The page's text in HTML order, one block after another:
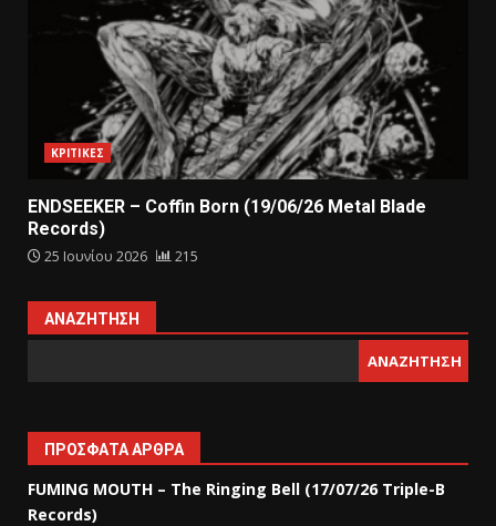
ΚΡΙΤΙΚΕΣ
ENDSEEKER – Coffin Born (19/06/26 Metal Blade
Records)
25 Ιουνίου 2026 215
ΑΝΑΖΉΤΗΣΗ
ΑΝΑΖΉΤΗΣΗ
ΠΡΌΣΦΑΤΑ ΆΡΘΡΑ
FUMING MOUTH – The Ringing Bell (17/07/26 Triple-B
Records)